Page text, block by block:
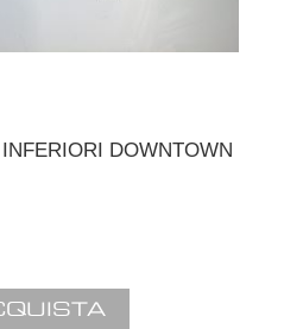
DOWNTOWN